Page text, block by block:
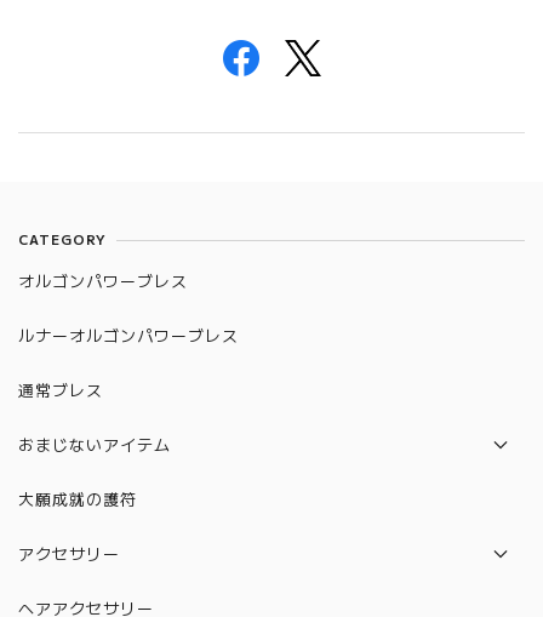
CATEGORY
オルゴンパワーブレス
ルナーオルゴンパワーブレス
通常ブレス
おまじないアイテム
パロサント
大願成就の護符
アクセサリー
ネックレス
ヘアアクセサリー